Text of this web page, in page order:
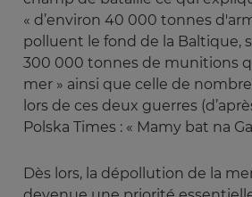
« d’environ 40 000 tonnes
polluent le fond de la Baltique,
300 000 tonnes de munitions
mer » ainsi que celle de
lors de ces deux guerres
Polska Times : « Mamy bat na
Dès lors, la dépollution de la